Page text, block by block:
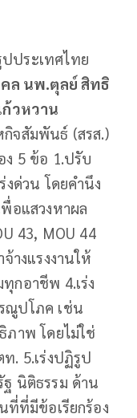
ประเทศไทย
ล นพ.ตุลย์ สิทธิ
วหวาน
กิจสัมพันธ์ (สรส.)
ง 5 ข้อ 1.ปรับ
งด่วน โดยคำนึง
อแสวงหาผล
43, MOU 44
างแรงงานให้
กอาชีพ 4.เร่ง
ณูปโภค เช่น
าพ โดยไม่ใช่
. 5.เร่งปฏิรูป
นิติธรรม ด้าน
ที่ที่มีข้อเรียกร้อง